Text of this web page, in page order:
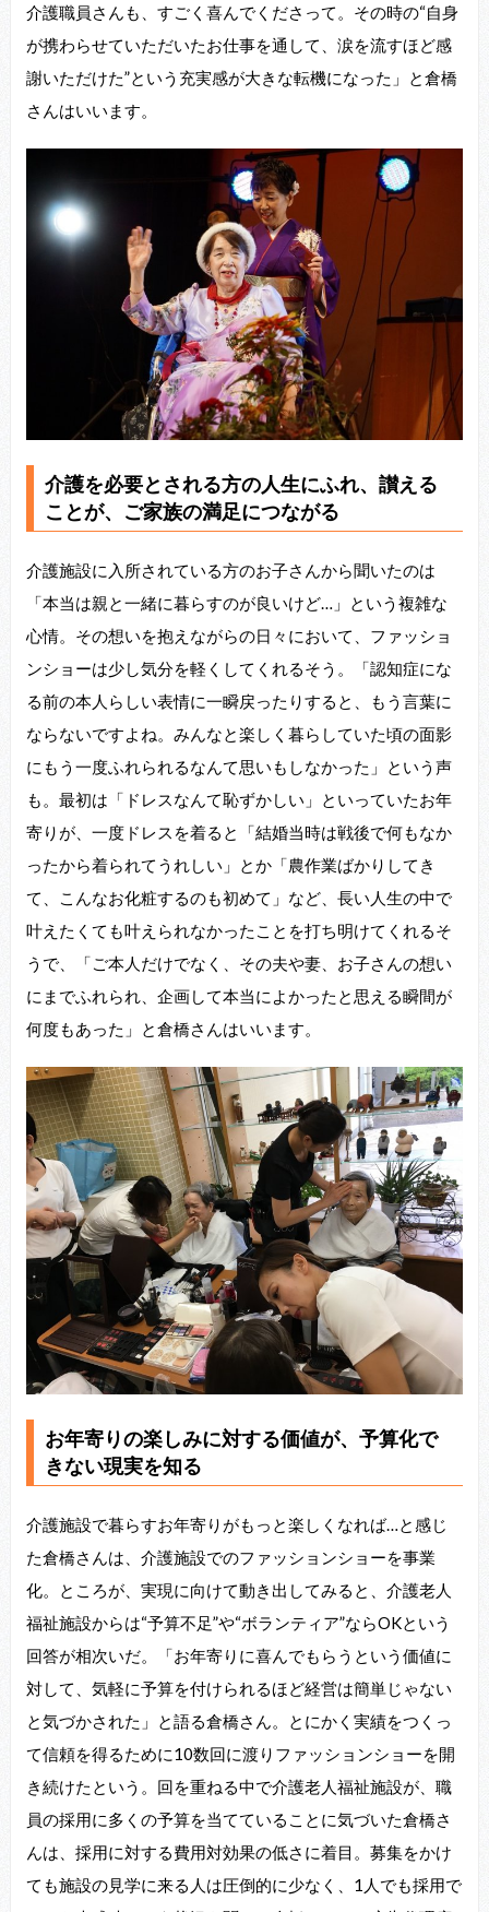
介護職員さんも、すごく喜んでくださって。その時の“自身
が携わらせていただいたお仕事を通して、涙を流すほど感
謝いただけた”という充実感が大きな転機になった」と倉橋
さんはいいます。
介護を必要とされる方の人生にふれ、讃える
ことが、ご家族の満足につながる
介護施設に入所されている方のお子さんから聞いたのは
「本当は親と一緒に暮らすのが良いけど…」という複雑な
心情。その想いを抱えながらの日々において、ファッショ
ンショーは少し気分を軽くしてくれるそう。「認知症にな
る前の本人らしい表情に一瞬戻ったりすると、もう言葉に
ならないですよね。みんなと楽しく暮らしていた頃の面影
にもう一度ふれられるなんて思いもしなかった」という声
も。最初は「ドレスなんて恥ずかしい」といっていたお年
寄りが、一度ドレスを着ると「結婚当時は戦後で何もなか
ったから着られてうれしい」とか「農作業ばかりしてき
て、こんなお化粧するのも初めて」など、長い人生の中で
叶えたくても叶えられなかったことを打ち明けてくれるそ
うで、「ご本人だけでなく、その夫や妻、お子さんの想い
にまでふれられ、企画して本当によかったと思える瞬間が
何度もあった」と倉橋さんはいいます。
お年寄りの楽しみに対する価値が、予算化で
きない現実を知る
介護施設で暮らすお年寄りがもっと楽しくなれば…と感じ
た倉橋さんは、介護施設でのファッションショーを事業
化。ところが、実現に向けて動き出してみると、介護老人
福祉施設からは“予算不足”や“ボランティア”ならOKという
回答が相次いだ。「お年寄りに喜んでもらうという価値に
対して、気軽に予算を付けられるほど経営は簡単じゃない
と気づかされた」と語る倉橋さん。とにかく実績をつくっ
て信頼を得るために10数回に渡りファッションショーを開
き続けたという。回を重ねる中で介護老人福祉施設が、職
員の採用に多くの予算を当てていることに気づいた倉橋さ
んは、採用に対する費用対効果の低さに着目。募集をかけ
ても施設の見学に来る人は圧倒的に少なく、1人でも採用で